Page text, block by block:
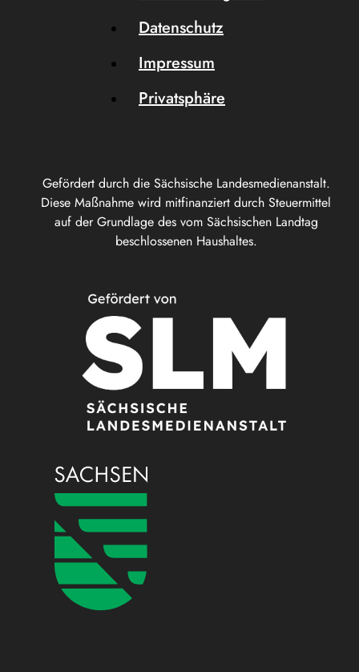
Gefördert durch die Sächsische Landesmedienanstalt.
Diese Maßnahme wird mitfinanziert durch Steuermittel
auf der Grundlage des vom Sächsischen Landtag
beschlossenen Haushaltes.
Datenschutz
Impressum
Privatsphäre